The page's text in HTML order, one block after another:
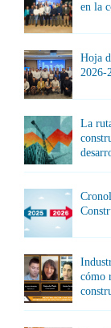
en la
Hoja
2026-
La
cómo